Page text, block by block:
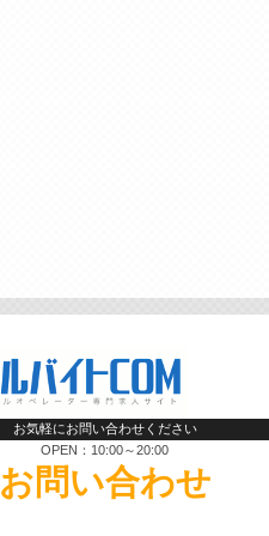
お気軽にお問い合わせください
OPEN：10:00～20:00
お問い合わせ